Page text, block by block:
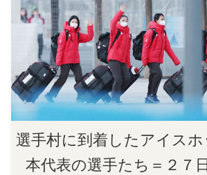
選手村に到着したアイスホ
本代表の選手たち＝２７